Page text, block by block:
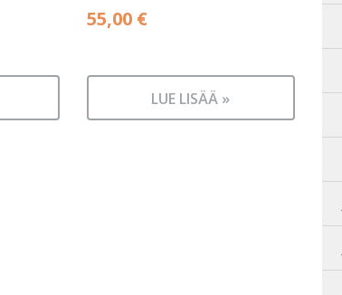
55,00 €
LUE LISÄÄ »